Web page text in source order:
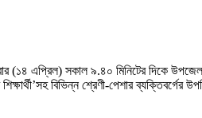
(১৪ এপ্রিল) সকাল ৯.৪০ মিনিটের দিকে
বিভিন্ন শ্রেণী-পেশার ব্যক্তিবর্গের